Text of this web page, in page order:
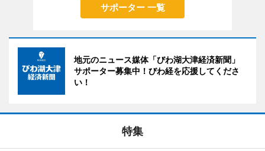
サポーター 一覧
地元のニュース媒体「びわ湖大津経済新聞」
サポーター募集中！びわ経を応援してくださ
い！
特集